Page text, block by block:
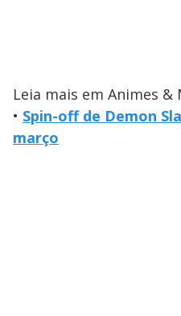
Leia mais em Animes &
• Spin-off de Demon
março